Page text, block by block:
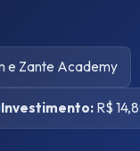
e Zante Academy
Investimento: R$